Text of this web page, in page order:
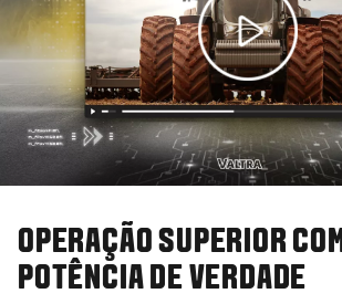
OPERAÇÃO SUPERIOR COM
POTÊNCIA DE VERDADE